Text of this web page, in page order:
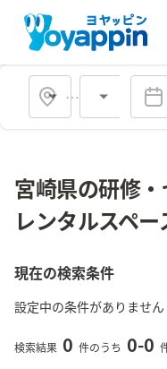
会場タイ
宮崎県の研修
レンタルスペ
現在の検索条件
設定中の条件がありません
検索結果 0 件のうち 0-0